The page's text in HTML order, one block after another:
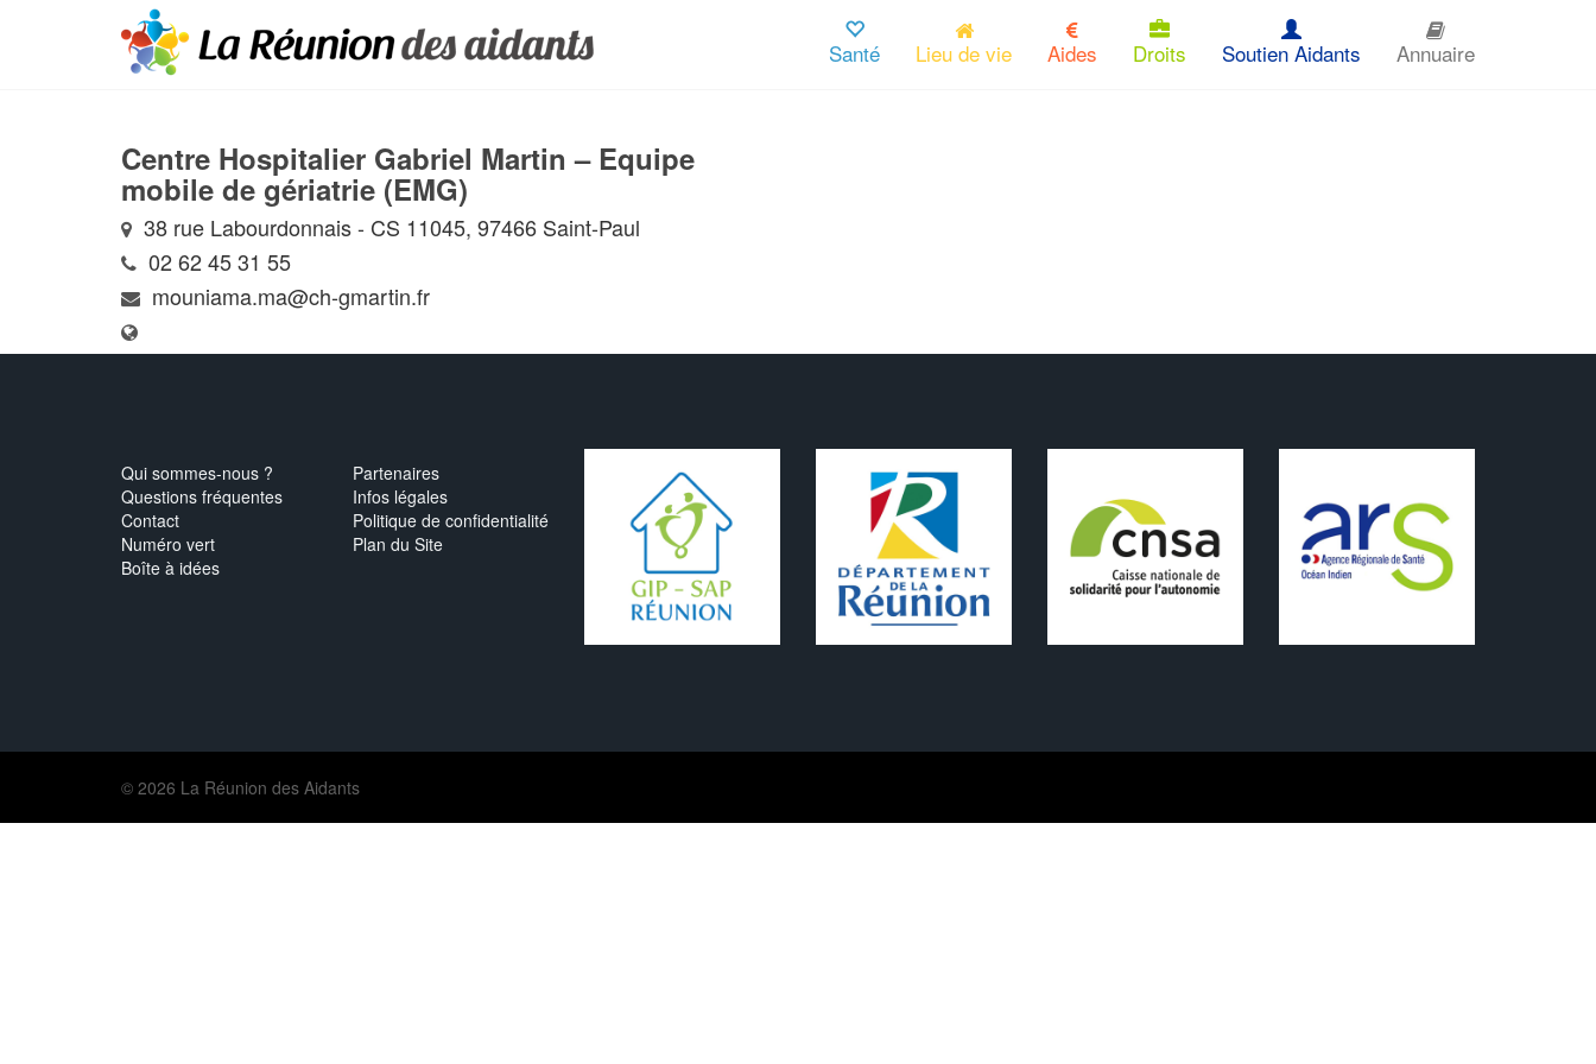
Santé Lieu de vie Aides Droits Soutien Aidants Annuaire
Centre Hospitalier Gabriel Martin – Equipe
mobile de gériatrie (EMG)
38 rue Labourdonnais - CS 11045, 97466 Saint-Paul
02 62 45 31 55
mouniama.ma@ch-gmartin.fr
Qui sommes-nous ?
Questions fréquentes
Contact
Numéro vert
Boîte à idées
Partenaires
Infos légales
Politique de confidentialité
Plan du Site
© 2026 La Réunion des Aidants